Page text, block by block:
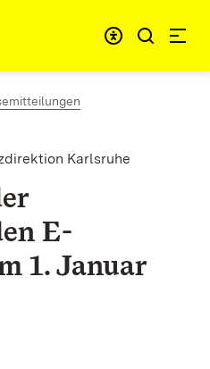
Karlsruhe
E-
1. Januar